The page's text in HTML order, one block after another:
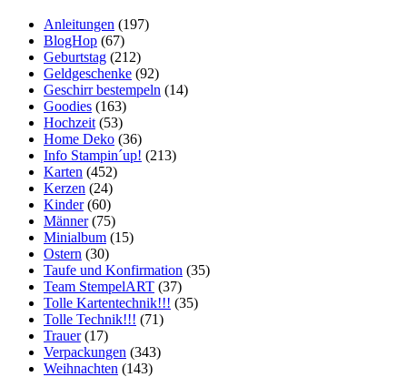
Anleitungen (197)
BlogHop (67)
Geburtstag (212)
Geldgeschenke (92)
Geschirr bestempeln (14)
Goodies (163)
Hochzeit (53)
Home Deko (36)
Info Stampin´up! (213)
Karten (452)
Kerzen (24)
Kinder(60)
Männer(75)
Minialbum (15)
Ostern (30)
Taufe und Konfirmation (35)
Team StempelART (37)
Tolle Kartentechnik!!! (35)
Tolle Technik!!! (71)
Trauer(17)
Verpackungen (343)
Weihnachten (143)